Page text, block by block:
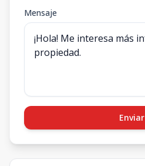
Mensaje
Enviar